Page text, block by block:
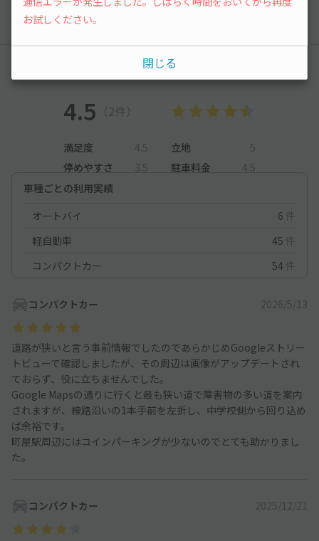
4.5 （2件）
満足度 4.5 立地
5
停めやすさ
3.5 駐車料金
4.5
車種ごとの利用実績
オートバイ
6 件
軽自動車
45 件
コンパクトカー
54 件
コンパクトカー 2026/5/13
道路が狭いと言う事前情報でしたのであらかじめGoogleストリー
トビューで確認しましたが、その周辺は画像がアップデートされ
ておらず、役に立ちませんでした。
Google Mapsの通りに行くと最も狭い道で障害物の多い道を案内
されますが、線路沿いの1本手前を左折し、中学校側から回り込め
ば余裕です。
町屋駅周辺にはコインパーキングが少ないのでとても助かりまし
た。
コンパクトカー 2025/12/21
お試しください。
閉じる